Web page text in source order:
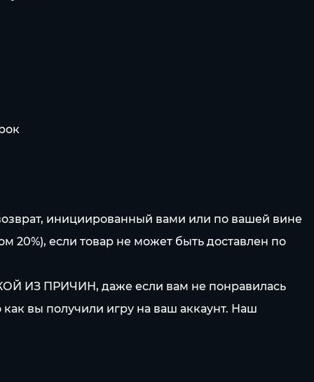
инициированный вами или по вашей вине
20%), если товар не может быть доставлен по
ИЗ ПРИЧИН, даже если вам не понравилась
вы получили игру на ваш аккаунт. Наш